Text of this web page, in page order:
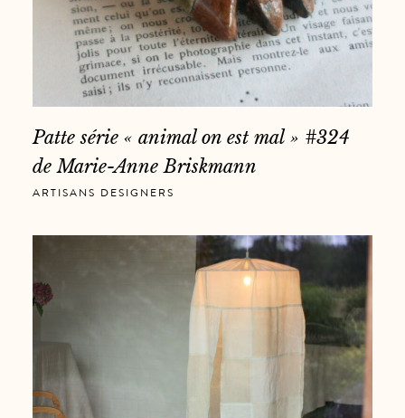
Patte série « animal on est mal » #324
de Marie-Anne Briskmann
ARTISANS DESIGNERS